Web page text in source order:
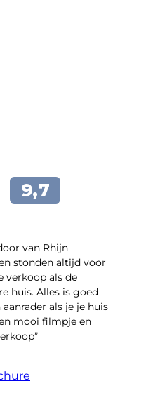
van Rhijn
stonden altijd voor
verkoop als de
huis. Alles is goed
als je je huis
mooi filmpje en